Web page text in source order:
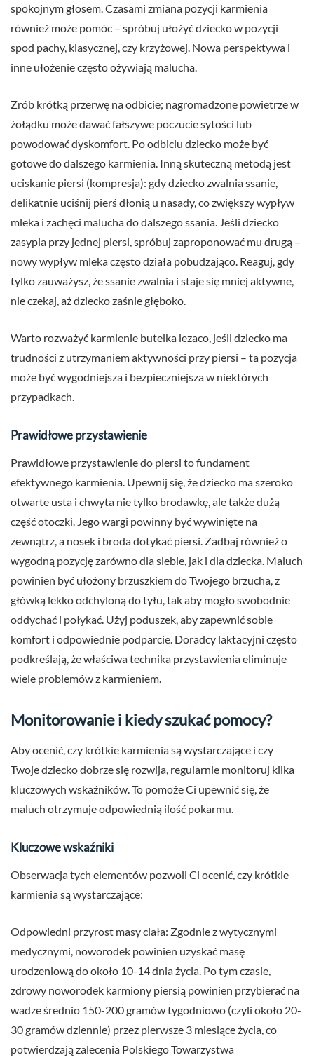
spokojnym głosem. Czasami zmiana pozycji karmienia
również może pomóc – spróbuj ułożyć dziecko w pozycji
spod pachy, klasycznej, czy krzyżowej. Nowa perspektywa i
inne ułożenie często ożywiają malucha.
Zrób krótką przerwę na odbicie; nagromadzone powietrze w
żołądku może dawać fałszywe poczucie sytości lub
powodować dyskomfort. Po odbiciu dziecko może być
gotowe do dalszego karmienia. Inną skuteczną metodą jest
uciskanie piersi (kompresja): gdy dziecko zwalnia ssanie,
delikatnie uciśnij pierś dłonią u nasady, co zwiększy wypływ
mleka i zachęci malucha do dalszego ssania. Jeśli dziecko
zasypia przy jednej piersi, spróbuj zaproponować mu drugą –
nowy wypływ mleka często działa pobudzająco. Reaguj, gdy
tylko zauważysz, że ssanie zwalnia i staje się mniej aktywne,
nie czekaj, aż dziecko zaśnie głęboko.
Warto rozważyć karmienie butelka lezaco, jeśli dziecko ma
trudności z utrzymaniem aktywności przy piersi – ta pozycja
może być wygodniejsza i bezpieczniejsza w niektórych
przypadkach.
Prawidłowe przystawienie
Prawidłowe przystawienie do piersi to fundament
efektywnego karmienia. Upewnij się, że dziecko ma szeroko
otwarte usta i chwyta nie tylko brodawkę, ale także dużą
część otoczki. Jego wargi powinny być wywinięte na
zewnątrz, a nosek i broda dotykać piersi. Zadbaj również o
wygodną pozycję zarówno dla siebie, jak i dla dziecka. Maluch
powinien być ułożony brzuszkiem do Twojego brzucha, z
główką lekko odchyloną do tyłu, tak aby mogło swobodnie
oddychać i połykać. Użyj poduszek, aby zapewnić sobie
komfort i odpowiednie podparcie. Doradcy laktacyjni często
podkreślają, że właściwa technika przystawienia eliminuje
wiele problemów z karmieniem.
Monitorowanie i kiedy szukać pomocy?
Aby ocenić, czy krótkie karmienia są wystarczające i czy
Twoje dziecko dobrze się rozwija, regularnie monitoruj kilka
kluczowych wskaźników. To pomoże Ci upewnić się, że
maluch otrzymuje odpowiednią ilość pokarmu.
Kluczowe wskaźniki
Obserwacja tych elementów pozwoli Ci ocenić, czy krótkie
karmienia są wystarczające:
Odpowiedni przyrost masy ciała: Zgodnie z wytycznymi
medycznymi, noworodek powinien uzyskać masę
urodzeniową do około 10-14 dnia życia. Po tym czasie,
zdrowy noworodek karmiony piersią powinien przybierać na
wadze średnio 150-200 gramów tygodniowo (czyli około 20-
30 gramów dziennie) przez pierwsze 3 miesiące życia, co
potwierdzają zalecenia Polskiego Towarzystwa